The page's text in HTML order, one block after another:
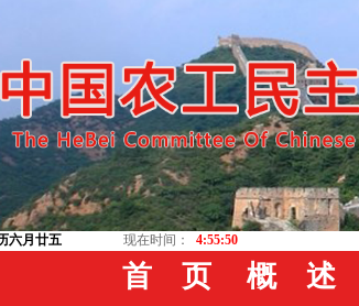
六月廿五 现在时间： 4:55:50
首 页 概 述